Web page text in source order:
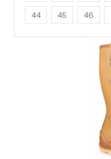
44
45 46